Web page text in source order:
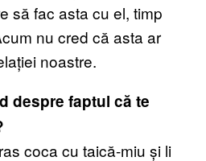
să fac asta cu el, timp
nu cred că asta ar
noastre.
despre faptul că te
coca cu taică-miu și li